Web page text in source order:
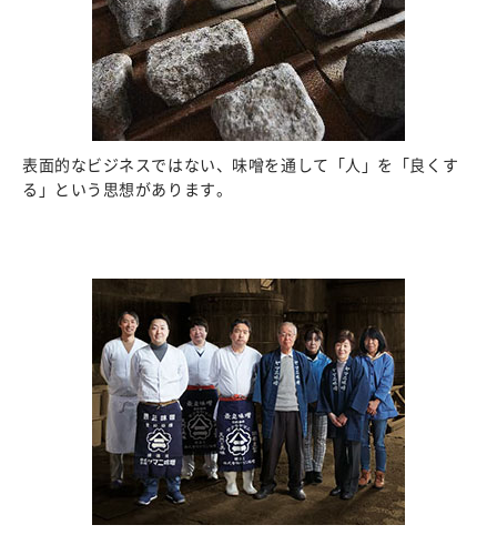
表面的なビジネスではない、味噌を通して「人」を「良くす
る」という思想があります。